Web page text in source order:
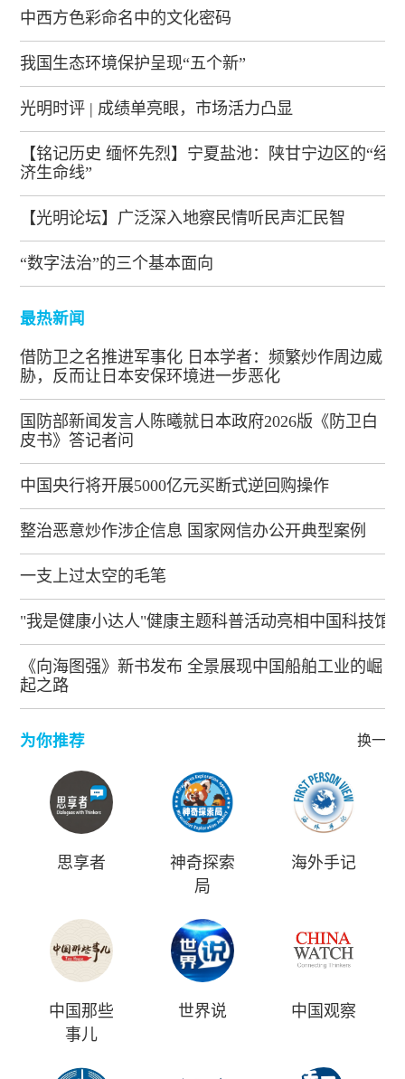
中西方色彩命名中的文化密码
我国生态环境保护呈现“五个新”
光明时评 | 成绩单亮眼，市场活力凸显
【铭记历史 缅怀先烈】宁夏盐池：陕甘宁边区的“经
济生命线”
【光明论坛】广泛深入地察民情听民声汇民智
“数字法治”的三个基本面向
最热新闻
借防卫之名推进军事化 日本学者：频繁炒作周边威
胁，反而让日本安保环境进一步恶化
国防部新闻发言人陈曦就日本政府2026版《防卫白
皮书》答记者问
中国央行将开展5000亿元买断式逆回购操作
整治恶意炒作涉企信息 国家网信办公开典型案例
一支上过太空的毛笔
"我是健康小达人"健康主题科普活动亮相中国科技馆
《向海图强》新书发布 全景展现中国船舶工业的崛
起之路
为你推荐 换一批
思享者
神奇探索
局
海外手记
中国那些
事儿
世界说 中国观察